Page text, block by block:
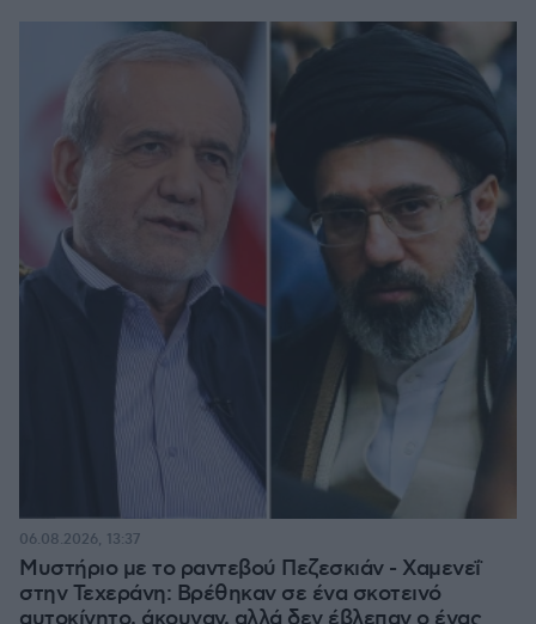
Μυστήριο με το ραντεβού Πεζεσκιάν - Χαμενεΐ
στην Τεχεράνη: Βρέθηκαν σε ένα σκοτεινό
06.08.2026, 13:37